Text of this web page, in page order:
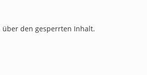
den gesperrten Inhalt.